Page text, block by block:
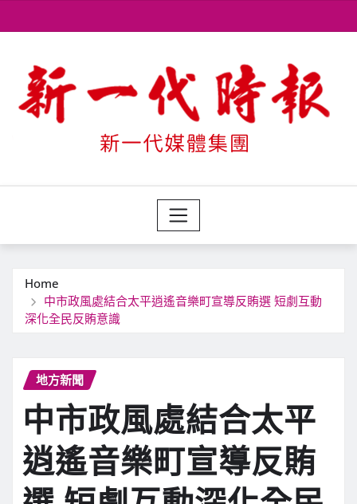
to
Home
中市政風處結合太平逍遙音樂町宣導反賄選 短劇互動
深化全民反賄意識
地方新聞
中市政風處結合太平
逍遙音樂町宣導反賄